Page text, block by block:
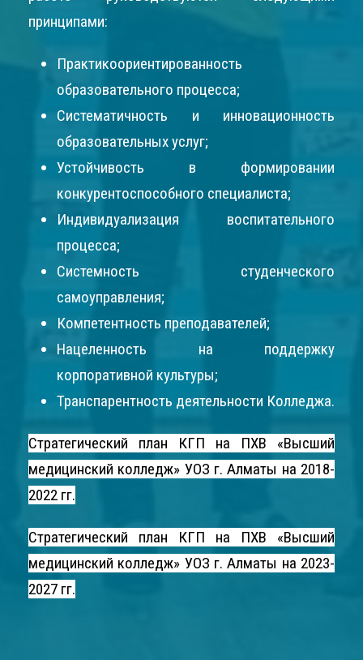
принципами:
Практикоориентированность
образовательного процесса;
Систематичность и инновационность
образовательных услуг;
Устойчивость в формировании
конкурентоспособного специалиста;
Индивидуализация воспитательного
процесса;
Системность студенческого
самоуправления;
Компетентность преподавателей;
Нацеленность на поддержку
корпоративной культуры;
Транспарентность деятельности Колледжа.
Стратегический план КГП на ПХВ «Высший
медицинский колледж» УОЗ г. Алматы на 2018-
2022 гг.
Стратегический план КГП на ПХВ «Высший
медицинский колледж» УОЗ г. Алматы на 2023-
2027 гг.